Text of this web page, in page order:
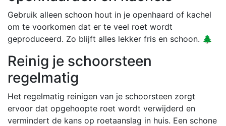
Gebruik alleen schoon hout in je openhaard of kachel
om te voorkomen dat er te veel roet wordt
geproduceerd. Zo blijft alles lekker fris en schoon. 🌲
Reinig je schoorsteen
regelmatig
Het regelmatig reinigen van je schoorsteen zorgt
ervoor dat opgehoopte roet wordt verwijderd en
vermindert de kans op roetaanslag in huis. Een schone